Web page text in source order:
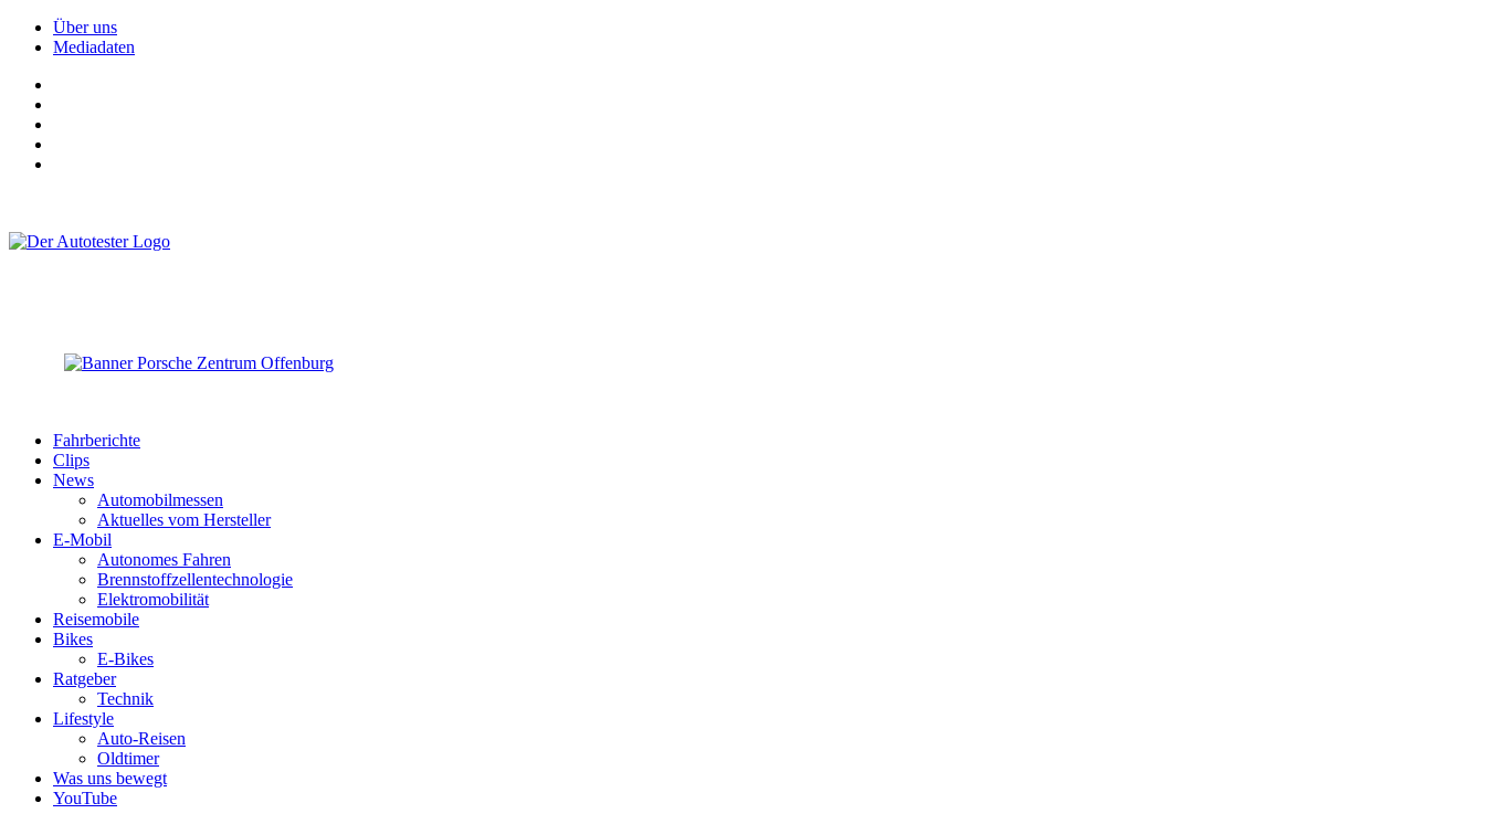
Über uns
Mediadaten
Fahrberichte
Clips
News
Automobilmessen
Aktuelles vom Hersteller
E-Mobil
Autonomes Fahren
Brennstoffzellentechnologie
Elektromobilität
Reisemobile
Bikes
E-Bikes
Ratgeber
Technik
Lifestyle
Auto-Reisen
Oldtimer
Was uns bewegt
YouTube